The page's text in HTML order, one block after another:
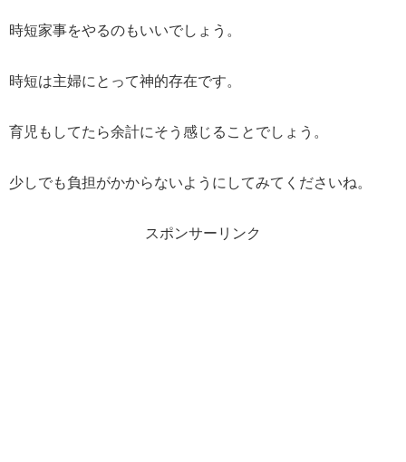
時短家事をやるのもいいでしょう。
時短は主婦にとって神的存在です。
育児もしてたら余計にそう感じることでしょう。
少しでも負担がかからないようにしてみてくださいね。
スポンサーリンク